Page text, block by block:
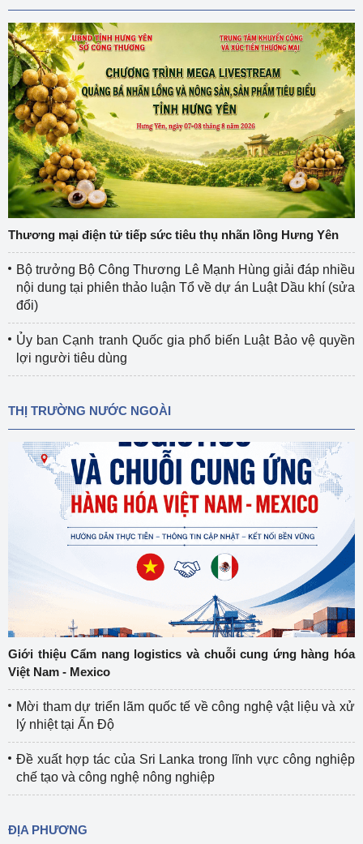
Thương mại điện tử tiếp sức tiêu thụ nhãn lồng Hưng Yên
Bộ trưởng Bộ Công Thương Lê Mạnh Hùng giải đáp nhiều
nội dung tại phiên thảo luận Tổ về dự án Luật Dầu khí (sửa
đổi)
Ủy ban Cạnh tranh Quốc gia phổ biến Luật Bảo vệ quyền
lợi người tiêu dùng
THỊ TRƯỜNG NƯỚC NGOÀI
Giới thiệu Cẩm nang logistics và chuỗi cung ứng hàng hóa
Việt Nam - Mexico
Mời tham dự triển lãm quốc tế về công nghệ vật liệu và xử
lý nhiệt tại Ấn Độ
Đề xuất hợp tác của Sri Lanka trong lĩnh vực công nghiệp
chế tạo và công nghệ nông nghiệp
ĐỊA PHƯƠNG